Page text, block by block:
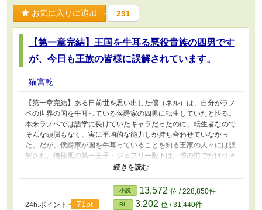
お気に入りに追加 291
【第一章完結】王国を牛耳る悪役貴族の四男です
が、今日も王族の皆様に誤解されています。
猫宮乾
【第一章完結】ある日前世を思い出した僕（ネル）は、自分がラノ
ベの世界の国を牛耳っている侯爵家の四男に転生していたと悟る。
本来ラノベでは語学に長けていたキャラだったのに、転生者なので
そんな頭脳もなく、実に平均的な能力しか持ち合わせていなかっ
た。だが、侯爵家が国を牛耳っていることを知る王家の人々には誤
解され、俺様風の第一王子・ジェフリー殿下は、僕の前でだけ引き
つった顔で笑う。だが、次第に誤解が解けていき……？※美形×平
凡【第二章へと続きます】
24h.ポイント 71pt
小説 13,572 位 / 228,850件
BL 3,202 位 / 31,440件